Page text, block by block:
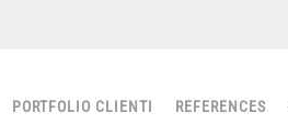
PORTFOLIO CLIENTI REFERENCES